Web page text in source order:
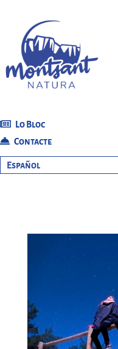
Lo Bloc
Contacte
Español